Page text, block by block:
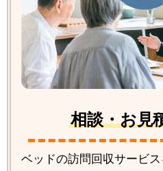
相談・お見
ベッドの訪問回収サービ